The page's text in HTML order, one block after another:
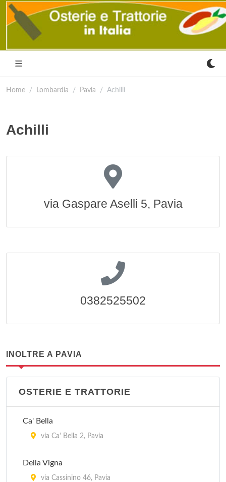
Home Lombardia Pavia Achilli
Achilli
via Gaspare Aselli 5, Pavia
0382525502
INOLTRE A PAVIA
OSTERIE E TRATTORIE
Ca' Bella
via Ca' Bella 2, Pavia
Della Vigna
via Cassinino 46, Pavia